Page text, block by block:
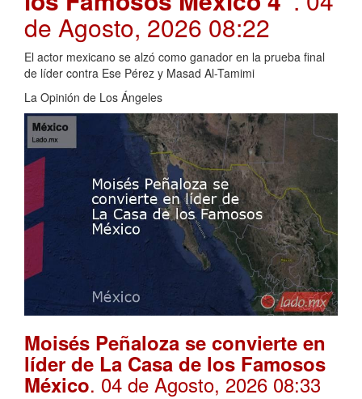
de Agosto, 2026 08:22
El actor mexicano se alzó como ganador en la prueba final
de líder contra Ese Pérez y Masad Al-Tamimi
La Opinión de Los Ángeles
Moisés Peñaloza se convierte en
líder de La Casa de los Famosos
México. 04 de Agosto, 2026 08:33